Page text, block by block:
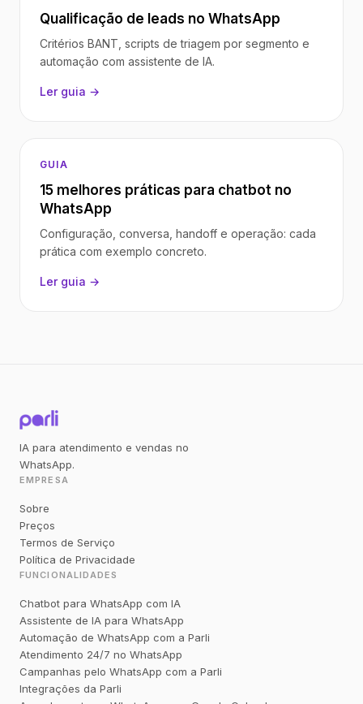
Qualificação de leads no WhatsApp
Critérios BANT, scripts de triagem por segmento e
automação com assistente de IA.
Ler guia →
GUIA
15 melhores práticas para chatbot no
WhatsApp
Configuração, conversa, handoff e operação: cada
prática com exemplo concreto.
Ler guia →
IA para atendimento e vendas no
WhatsApp.
EMPRESA
Sobre
Preços
Termos de Serviço
Política de Privacidade
FUNCIONALIDADES
Chatbot para WhatsApp com IA
Assistente de IA para WhatsApp
Automação de WhatsApp com a Parli
Atendimento 24/7 no WhatsApp
Campanhas pelo WhatsApp com a Parli
Integrações da Parli